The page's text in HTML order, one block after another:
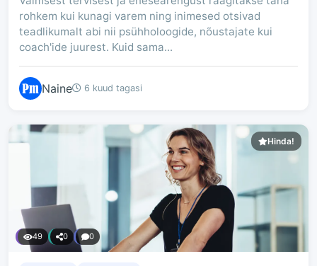
rohkem kui kunagi varem ning inimesed otsivad
teadlikumalt abi nii psühholoogide, nõustajate kui
coach'ide juurest. Kuid sama...
Naine 6 kuud tagasi
Hinda!
49 0 0